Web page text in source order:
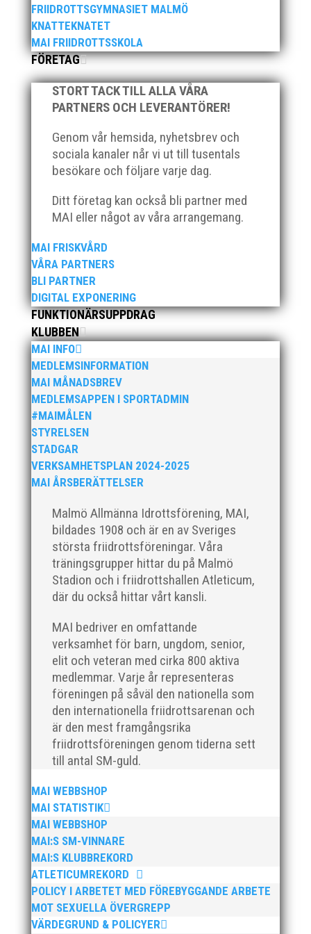
FRIIDROTTSGYMNASIET MALMÖ
KNATTEKNATET
MAI FRIIDROTTSSKOLA
FÖRETAG
STORT TACK TILL ALLA VÅRA
PARTNERS OCH LEVERANTÖRER!
Genom vår hemsida, nyhetsbrev och
sociala kanaler når vi ut till tusentals
besökare och följare varje dag.
Ditt företag kan också bli partner med
MAI eller något av våra arrangemang.
MAI FRISKVÅRD
VÅRA PARTNERS
BLI PARTNER
DIGITAL EXPONERING
FUNKTIONÄRSUPPDRAG
KLUBBEN
MAI INFO
MEDLEMSINFORMATION
MAI MÅNADSBREV
MEDLEMSAPPEN I SPORTADMIN
#MAIMÅLEN
STYRELSEN
STADGAR
VERKSAMHETSPLAN 2024-2025
MAI ÅRSBERÄTTELSER
Malmö Allmänna Idrottsförening, MAI,
bildades 1908 och är en av Sveriges
största friidrottsföreningar. Våra
träningsgrupper hittar du på Malmö
Stadion och i friidrottshallen Atleticum,
där du också hittar vårt kansli.
MAI bedriver en omfattande
verksamhet för barn, ungdom, senior,
elit och veteran med cirka 800 aktiva
medlemmar. Varje år representeras
föreningen på såväl den nationella som
den internationella friidrottsarenan och
är den mest framgångsrika
friidrottsföreningen genom tiderna sett
till antal SM-guld.
MAI WEBBSHOP
MAI STATISTIK
MAI WEBBSHOP
MAI:S SM-VINNARE
MAI:S KLUBBREKORD
ATLETICUMREKORD
POLICY I ARBETET MED FÖREBYGGANDE ARBETE
MOT SEXUELLA ÖVERGREPP
VÄRDEGRUND & POLICYER
När Friidrottssverige samlades för fest gick en av
utmärkelserna till MAI och Kalvinknatet – Lasses
skötebarn i alla år. MAI-delegationen fick ta emot
priset ”Årets pulshöjare”, och bland annat fanns
ordförande Fredrik Wennolf på plats för att ta emot
hyllningarna. –...
Som traditionen bjuder så var vi ett helt gäng löpare
Sylvesterloppet på självaste nyårsafton. Formen är
enkel, ett eller två varv runt Pildammsparken (2,7 km
respektive 5,4 kilometer), med tidtagning på de fem
främsta i varje...
Klubbchef – Malmö Allmänna Idrottsförening (MAI)
Vill du vara med och skapa glädje, gemenskap och
utveckling i en av Sveriges största
friidrottsföreningar? Malmö Allmänna Idrottsförening
– MAI – söker en engagerad, strategisk,
relationsbyggande och affärsinriktad...
För mig har Lasse betytt oerhört mycket på flera
plan. På 80- och 90-talet, då jag själv var aktiv, var
han för mig en handlingskraftig ledare som alltid var
på plats och igång med en mängd olika projekt. Med
sin parhäst och nära vän, Bengt Bendéus,...
Nu är hösten här och för oss MAI:re betyder det olika
saker beroende på var man befinner sig i
organisationen. Här kommer en liten sammanfattning
från mig som ordförande i vår anrika förening om hur
jag uppfattar läget i våra olika verksamhetsben.
BroloppetAtt...